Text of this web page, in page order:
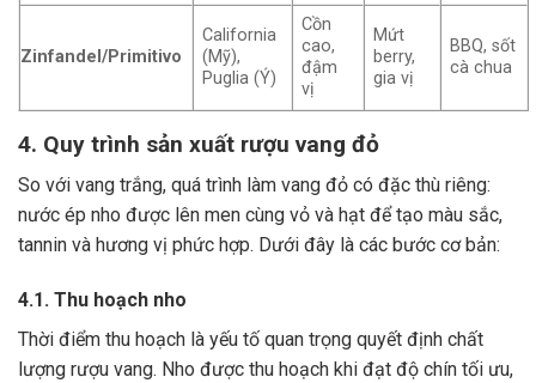
Zinfandel/Primitivo
California
(Mỹ),
Puglia (Ý)
Cồn
cao,
đậm
vị
Mứt
berry,
gia vị
BBQ, sốt
cà chua
4. Quy trình sản xuất rượu vang đỏ
So với vang trắng, quá trình làm vang đỏ có đặc thù riêng:
nước ép nho được lên men cùng vỏ và hạt để tạo màu sắc,
tannin và hương vị phức hợp. Dưới đây là các bước cơ bản:
4.1. Thu hoạch nho
Thời điểm thu hoạch là yếu tố quan trọng quyết định chất
lượng rượu vang. Nho được thu hoạch khi đạt độ chín tối ưu,